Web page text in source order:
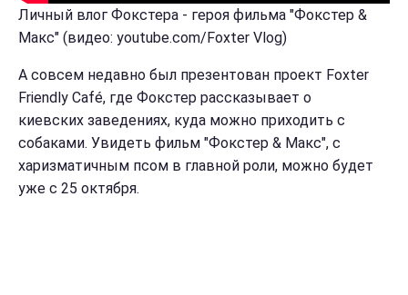
Личный влог Фокстера - героя фильма "Фокстер &
Макс" (видео: youtube.com/Foxter Vlog)
А совсем недавно был презентован проект Foxter
Friendly Café, где Фокстер рассказывает о
киевских заведениях, куда можно приходить с
собаками. Увидеть фильм "Фокстер & Макс", с
харизматичным псом в главной роли, можно будет
уже с 25 октября.